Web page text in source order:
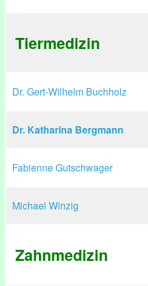
Tiermedizin
Dr. Gert-Wilhelm Buchholz
Dr. Katharina Bergmann
Fabienne Gutschwager
Michael Winzig
Zahnmedizin